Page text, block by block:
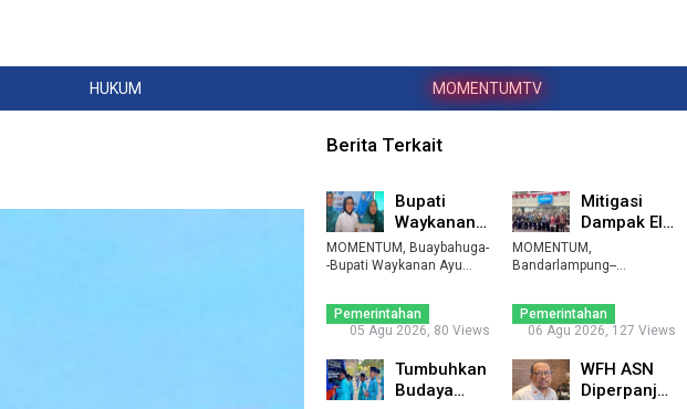
HUKUM MOMENTUMTV
Berita Terkait
Bupati
Waykanan:
PKK Harus
Jadi Motor
MOMENTUM, Buaybahuga-
-Bupati Waykanan Ayu
Pemerintahan
05 Agu 2026, 80 Views
Mitigasi
Dampak El
Nino,
Lampung
Penggun ...
MOMENTUM,
Bandarlampung--
Pemerintahan
06 Agu 2026, 127 Views
Tumbuhkan
Budaya
WFH ASN
Diperpanjang